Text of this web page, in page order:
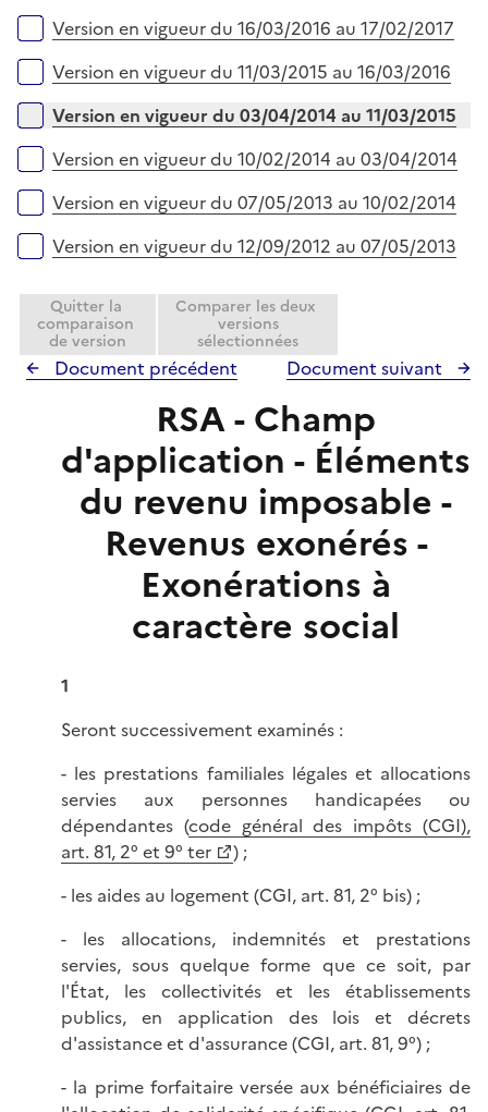
Version en vigueur du 16/03/2016 au 17/02/2017
Version en vigueur du 11/03/2015 au 16/03/2016
Version en vigueur du 03/04/2014 au 11/03/2015
Version en vigueur du 10/02/2014 au 03/04/2014
Version en vigueur du 07/05/2013 au 10/02/2014
Version en vigueur du 12/09/2012 au 07/05/2013
Quitter la
comparaison
de version
Comparer les deux
versions
sélectionnées
Document précédent Document suivant
RSA - Champ
d'application - Éléments
du revenu imposable -
Revenus exonérés -
Exonérations à
caractère social
1
Seront successivement examinés :
- les prestations familiales légales et allocations
servies aux personnes handicapées ou
dépendantes (code général des impôts (CGI),
art. 81, 2° et 9° ter
) ;
- les aides au logement (CGI, art. 81, 2° bis) ;
- les allocations, indemnités et prestations
servies, sous quelque forme que ce soit, par
l'État, les collectivités et les établissements
publics, en application des lois et décrets
d'assistance et d'assurance (CGI, art. 81, 9°) ;
- la prime forfaitaire versée aux bénéficiaires de